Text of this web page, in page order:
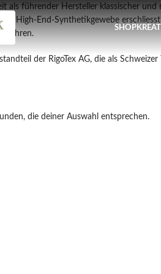
SHOP
als führender Hersteller klassischer
High-End-Synthetikgewebe
führen.
der RigoTex AG, die als
die deiner Auswahl entsprechen.